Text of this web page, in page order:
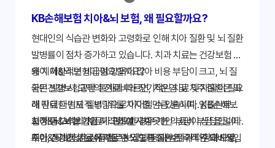
KB손해보험 치아&뇌 보험, 왜 필요할까요?
현대인의 식습관 변화와 고령화로 인해 치아 질환 및 뇌 질환
발병률이 점차 증가하고 있습니다. 치과 치료는 건강보험 적
용이 제한적인 비급여 항목이 많아 비용 부담이 크고, 뇌 질
환은 발병 시 고액의 진료비와 장기적인 치료 및 재활이 필요
해 막대한 경제적 부담으로 이어질 수 있습니다. KB손해보
험 치아&뇌 보험은 이러한 예기치 못한 의료비 부담을 덜어
주어 건강한 삶을 유지할 수 있도록 돕는 필수적인 대비책입
왜 치아&뇌 보험이 필요할까요?
국민건강보험공단 통계에 따르면, 치은염 및 치주 질환은 외
래 진료 다빈도 질병 1위를 차지할 만큼 흔하며, 임플란트나
교정 등 고액의 치료가 필요한 경우 개인 부담이 상당합니다.
또한, 통계청 자료에 따르면 뇌혈관 질환은 국내 주요 사망
치아&뇌 보험 가입 시 고려할 사항
치아&뇌 보험은 상품별로 보장 내용과 범위가 다양하므로,